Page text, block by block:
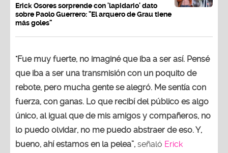
Erick Osores sorprende con 'lapidario' dato
sobre Paolo Guerrero: "El arquero de Grau tiene
más goles"
"Fue muy fuerte, no imaginé que iba a ser así. Pensé
que iba a ser una transmisión con un poquito de
rebote, pero mucha gente se alegró. Me sentía con
fuerza, con ganas. Lo que recibí del público es algo
único, al igual que de mis amigos y compañeros, no
lo puedo olvidar, no me puedo abstraer de eso. Y,
bueno, ahí estamos en la pelea”, señaló Erick